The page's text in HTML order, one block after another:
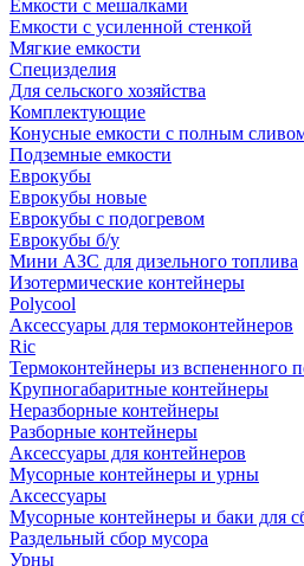
Емкости с мешалками
Емкости с усиленной стенкой
Мягкие емкости
Специзделия
Для сельского хозяйства
Комплектующие
Конусные емкости с полным
Подземные емкости
Еврокубы
Еврокубы новые
Еврокубы с подогревом
Еврокубы б/у
Мини АЗС для дизельного топлива
Изотермические контейнеры
Polycool
Аксессуары для термоконтейнеров
Ric
Термоконтейнеры из вспененного
Крупногабаритные контейнеры
Неразборные контейнеры
Разборные контейнеры
Аксессуары для контейнеров
Мусорные контейнеры и урны
Аксессуары
Мусорные контейнеры и баки для
Раздельный сбор мусора
Урны